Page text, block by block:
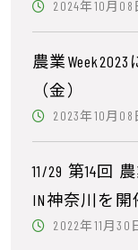
2024年10月08
農業
（金）
2023年10月08
11/29 第14回
IN神奈川を
2022年11月30